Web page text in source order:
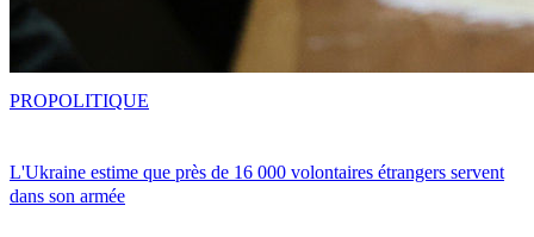
L'Ukraine estime que près de 16 000 volontaires étrangers servent
dans son armée
PROPOLITIQUE